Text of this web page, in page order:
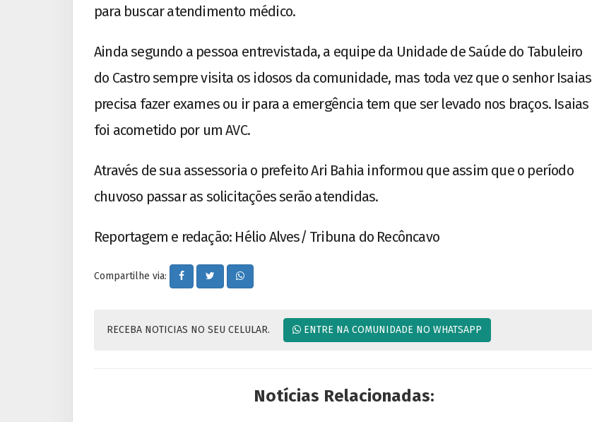
para buscar atendimento médico.
Ainda segundo a pessoa entrevistada, a equipe da Unidade de Saúde do Tabuleiro
do Castro sempre visita os idosos da comunidade, mas toda vez que o senhor Isaias
precisa fazer exames ou ir para a emergência tem que ser levado nos braços. Isaias
foi acometido por um AVC.
Através de sua assessoria o prefeito Ari Bahia informou que assim que o período
chuvoso passar as solicitações serão atendidas.
Reportagem e redação: Hélio Alves/ Tribuna do Recôncavo
Compartilhe via:
RECEBA NOTICIAS NO SEU CELULAR. ENTRE NA COMUNIDADE NO WHATSAPP
Notícias Relacionadas: